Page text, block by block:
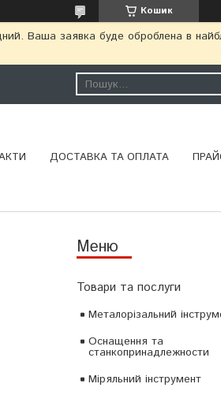
Кошик
Ваша заявка буде оброблена в
ДОСТАВКА ТА ОПЛАТА
Товари та послуги
Металорізальний
Оснащення та
станкопринадлежности
Міряльний інструмент